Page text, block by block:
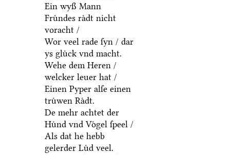
Ein wyß Mann
Fruͤndes raͤdt nicht
voracht /
Wor veel rade ſyn / dar
ys gluͤck vnd macht.
Wehe dem Heren /
welcker leuer hat /
Einen Pyper alſe einen
truͤwen Raͤdt.
De mehr achtet der
Huͤnd vnd Voͤgel ſpeel /
Als dat he hebb
gelerder Luͤd veel.